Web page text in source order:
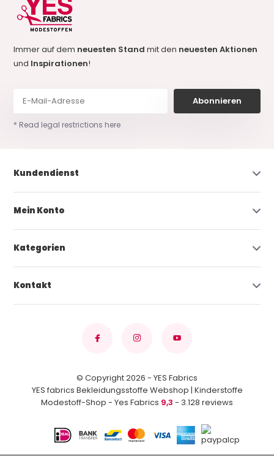
Immer auf dem neuesten Standmit den neuesten Aktionen
und Inspirationen!
Abonnieren
* Read legal restrictions here
Kundendienst
Mein Konto
Kategorien
Kontakt
© Copyright 2026 - YES Fabrics
YES fabrics Bekleidungsstoffe Webshop | Kinderstoffe
Modestoff-Shop - Yes Fabrics 9,3 - 3.128 reviews